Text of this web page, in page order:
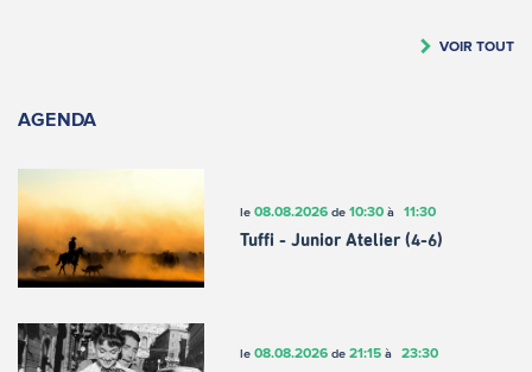
VOIR TOUT
AGENDA
le 08.08.2026de 10:30à 11:30
Tuffi - Junior Atelier (4-6)
le 08.08.2026de 21:15à 23:30